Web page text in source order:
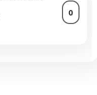
0